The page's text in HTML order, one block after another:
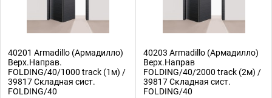
40201 Armadillo (Армадилло)
Верх.Направ.
FOLDING/40/1000 track (1м) /
39817 Складная сист.
FOLDING/40
40203 Armadillo (Армадилло)
Верх.Направ
FOLDING/40/2000 track (2м) /
39817 Складная сист.
FOLDING/40